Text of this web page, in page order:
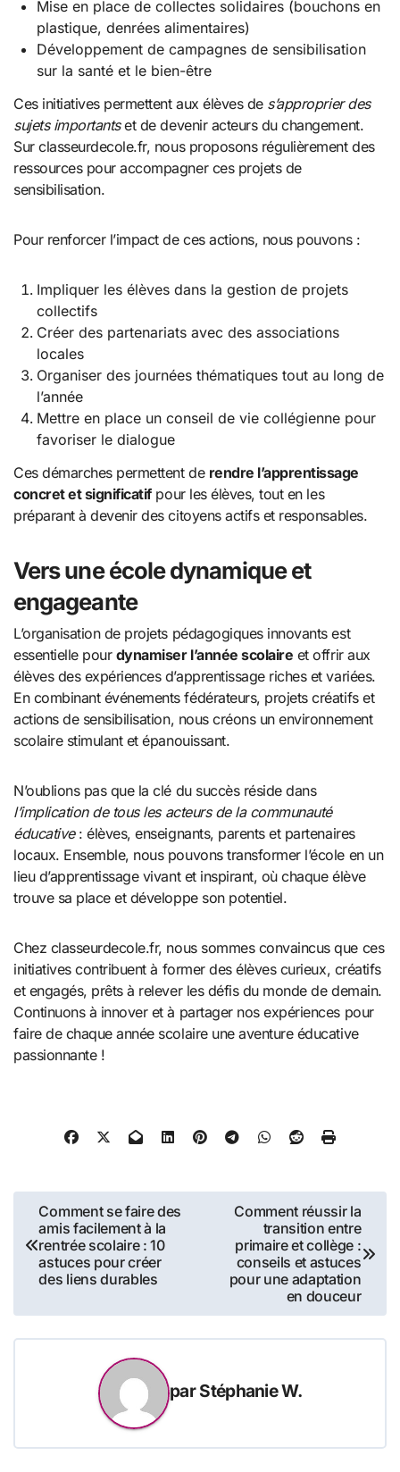
Mise en place de collectes solidaires (bouchons en
plastique, denrées alimentaires)
Développement de campagnes de sensibilisation
sur la santé et le bien-être
Ces initiatives permettent aux élèves de s’approprier des
sujets importantset de devenir acteurs du changement.
Sur classeurdecole.fr, nous proposons régulièrement des
ressources pour accompagner ces projets de
sensibilisation.
Pour renforcer l’impact de ces actions, nous pouvons :
Impliquer les élèves dans la gestion de projets
collectifs
Créer des partenariats avec des associations
locales
Organiser des journées thématiques tout au long de
l’année
Mettre en place un conseil de vie collégienne pour
favoriser le dialogue
Ces démarches permettent de rendre l’apprentissage
concret et significatifpour les élèves, tout en les
préparant à devenir des citoyens actifs et responsables.
Vers une école dynamique et
engageante
L’organisation de projets pédagogiques innovants est
essentielle pour dynamiser l’année scolaire et offrir aux
élèves des expériences d’apprentissage riches et variées.
En combinant événements fédérateurs, projets créatifs et
actions de sensibilisation, nous créons un environnement
scolaire stimulant et épanouissant.
N’oublions pas que la clé du succès réside dans
l’implication de tous les acteurs de la communauté
éducative: élèves, enseignants, parents et partenaires
locaux. Ensemble, nous pouvons transformer l’école en un
lieu d’apprentissage vivant et inspirant, où chaque élève
trouve sa place et développe son potentiel.
Chez classeurdecole.fr, nous sommes convaincus que ces
initiatives contribuent à former des élèves curieux, créatifs
et engagés, prêts à relever les défis du monde de demain.
Continuons à innover et à partager nos expériences pour
faire de chaque année scolaire une aventure éducative
passionnante !
Navigation
de
l’article
Comment se faire des
amis facilement à la
rentrée scolaire : 10
astuces pour créer
des liens durables
Comment réussir la
transition entre
primaire et collège :
conseils et astuces
pour une adaptation
en douceur
parStéphanie W.